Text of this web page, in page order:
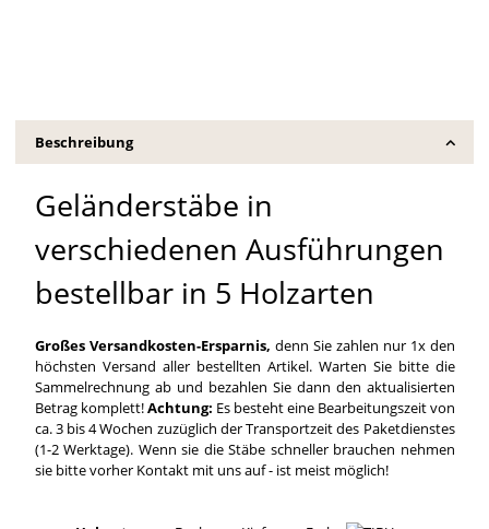
Beschreibung
Geländerstäbe in
verschiedenen Ausführungen
bestellbar in 5 Holzarten
Großes Versandkosten-Ersparnis, denn Sie zahlen nur 1x den
höchsten Versand aller bestellten Artikel. Warten Sie bitte die
Sammelrechnung ab und bezahlen Sie dann den aktualisierten
Betrag komplett!Achtung: Es besteht eine Bearbeitungszeit von
ca. 3 bis 4 Wochen zuzüglich der Transportzeit des Paketdienstes
(1-2 Werktage). Wenn sie die Stäbe schneller brauchen nehmen
sie bitte vorher Kontakt mit uns auf - ist meist möglich!